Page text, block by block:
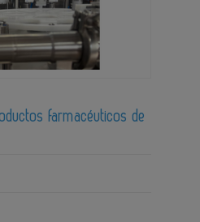
farmacéuticos de